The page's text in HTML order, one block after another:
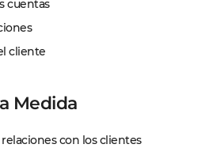
cuentas
cliente
Medida
con los clientes